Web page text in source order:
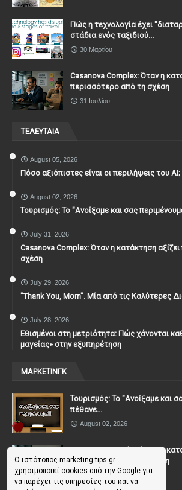
Ο ιστότοπος marketing-tips.gr
χρησιμοποιεί cookies από την Google για
να παρέχει τις υπηρεσίες του και να
Πώς η τεχνολογία έχει
στάδια ενός ταξιδιού...
30 Μαρτίου
Casanova Complex: Όταν η
περισσότερο από τη σχέση
31 Ιουλίου
ΤΕΛΕΥΤΑΙΑ
August 05, 2026
Πόσο αξιόπιστες είναι οι περιλήψεις του ΑΙ;
August 02, 2026
Τουρισμός: Το "Ανοίξαμε και σας
July 31, 2026
Casanova Complex: Όταν η κατάκτηση
σχέση
July 29, 2026
"Thank You, Mοm". Μία από τις Καλύτερες
July 28, 2026
Εθισμένοι στη μετριότητα: Πώς χάνονται
μαγείας» στην εξυπηρέτηση
ΜΑΡΚΕΤΙΝΓΚ
Τουρισμός: Το "Ανοίξαμε και
πέθανε...
August 02, 2026
Casanova Complex: Όταν η
περισσότερο από τη σχέση
July 31, 2026